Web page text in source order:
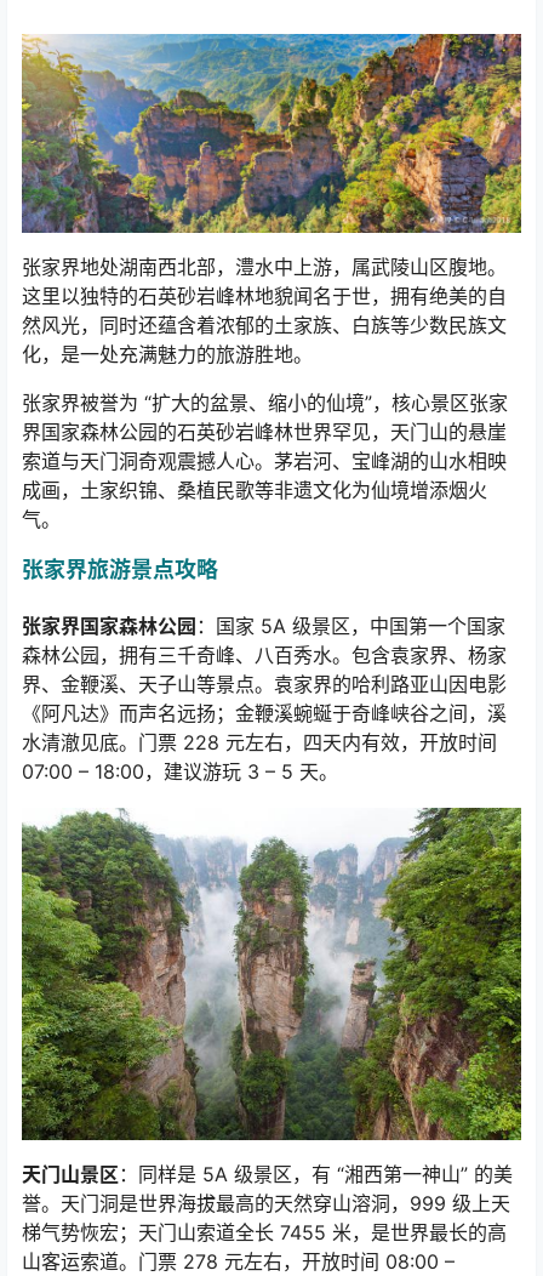
张家界地处湖南西北部，澧水中上游，属武陵山区腹地。
这里以独特的石英砂岩峰林地貌闻名于世，拥有绝美的自
然风光，同时还蕴含着浓郁的土家族、白族等少数民族文
化，是一处充满魅力的旅游胜地。
张家界被誉为 “扩大的盆景、缩小的仙境”，核心景区张家
界国家森林公园的石英砂岩峰林世界罕见，天门山的悬崖
索道与天门洞奇观震撼人心。茅岩河、宝峰湖的山水相映
成画，土家织锦、桑植民歌等非遗文化为仙境增添烟火
气。
张家界旅游景点攻略
张家界国家森林公园 ：国家 5A 级景区，中国第一个国家
森林公园，拥有三千奇峰、八百秀水。包含袁家界、杨家
界、金鞭溪、天子山等景点。袁家界的哈利路亚山因电影
《阿凡达》而声名远扬；金鞭溪蜿蜒于奇峰峡谷之间，溪
水清澈见底。门票 228 元左右，四天内有效，开放时间
07:00 – 18:00，建议游玩 3 – 5 天。
天门山景区 ：同样是 5A 级景区，有 “湘西第一神山” 的美
誉。天门洞是世界海拔最高的天然穿山溶洞， 999 级上天
梯气势恢宏；天门山索道全长 7455 米，是世界最长的高
山客运索道。门票 278 元左右，开放时间 08:00 –